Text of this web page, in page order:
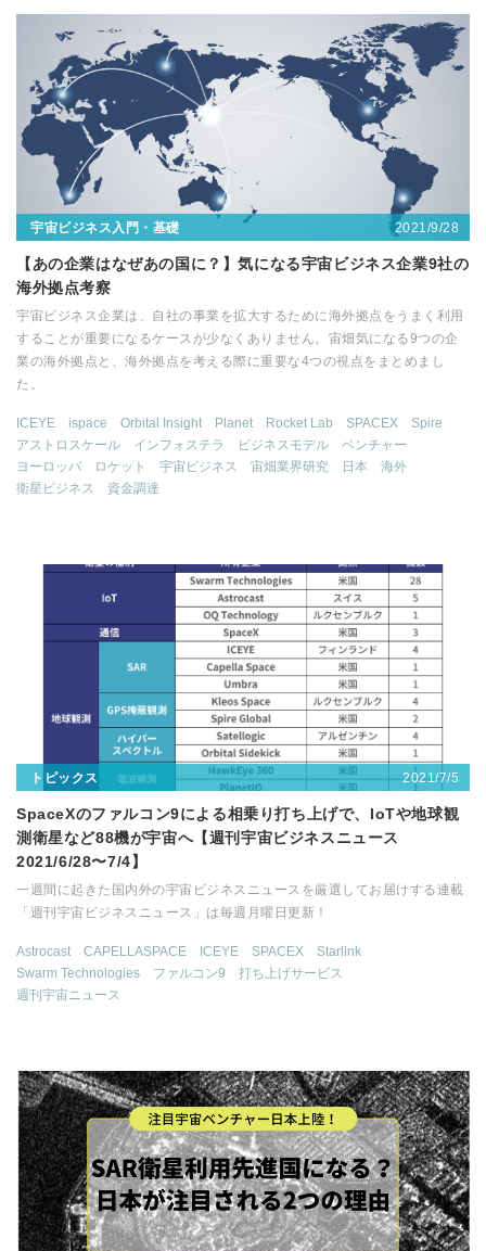
宇宙ビジネス入門・基礎 2021/9/28
【あの企業はなぜあの国に？】気になる宇宙ビジネス企業9社の
海外拠点考察
宇宙ビジネス企業は、自社の事業を拡大するために海外拠点をうまく利用
することが重要になるケースが少なくありません。宙畑気になる9つの企
業の海外拠点と、海外拠点を考える際に重要な4つの視点をまとめまし
た。
ICEYE ispace Orbital Insight Planet Rocket Lab SPACEX
Spire
アストロスケール
インフォステラ ビジネスモデル
ベンチャー
ヨーロッパ
ロケット 宇宙ビジネス 宙畑業界研究 日本
海外
衛星ビジネス
資金調達
トピックス 2021/7/5
SpaceXのファルコン9による相乗り打ち上げで、IoTや地球観
測衛星など88機が宇宙へ【週刊宇宙ビジネスニュース
2021/6/28〜7/4】
一週間に起きた国内外の宇宙ビジネスニュースを厳選してお届けする連載
「週刊宇宙ビジネスニュース」は毎週月曜日更新！
Astrocast CAPELLASPACE ICEYE SPACEX
Starlink
Swarm Technologies
ファルコン9
打ち上げサービス
週刊宇宙ニュース